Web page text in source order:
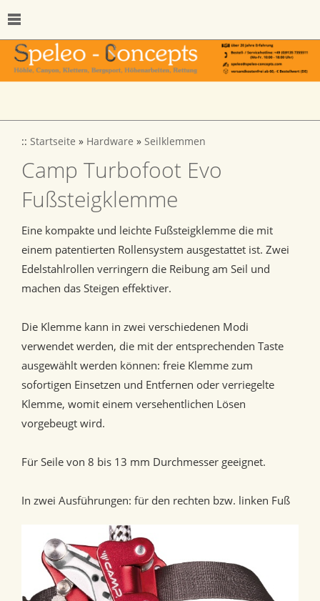
:: Startseite » Hardware » Seilklemmen
Camp Turbofoot Evo
Fußsteigklemme
Eine kompakte und leichte Fußsteigklemme die mit
einem patentierten Rollensystem ausgestattet ist. Zwei
Edelstahlrollen verringern die Reibung am Seil und
machen das Steigen effektiver.
Die Klemme kann in zwei verschiedenen Modi
verwendet werden, die mit der entsprechenden Taste
ausgewählt werden können: freie Klemme zum
sofortigen Einsetzen und Entfernen oder verriegelte
Klemme, womit einem versehentlichen Lösen
vorgebeugt wird.
Für Seile von 8 bis 13 mm Durchmesser geeignet.
In zwei Ausführungen: für den rechten bzw. linken Fuß